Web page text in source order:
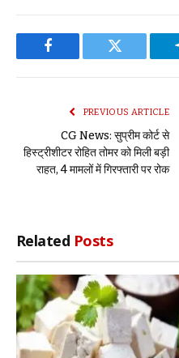
Facebook Twitter
PREVIOUS ARTICLE
CG News: सुप्रीम कोर्ट से
हिस्ट्रीशीटर रोहित तोमर को मिली बड़ी
राहत, 4 मामलों में गिरफ्तारी पर रोक
Related Posts